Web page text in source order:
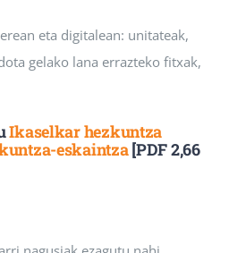
eta digitalean: unitateak,
gelako lana errazteko fitxak,
Ikaselkar hezkuntza
eskaintza[PDF 2,66